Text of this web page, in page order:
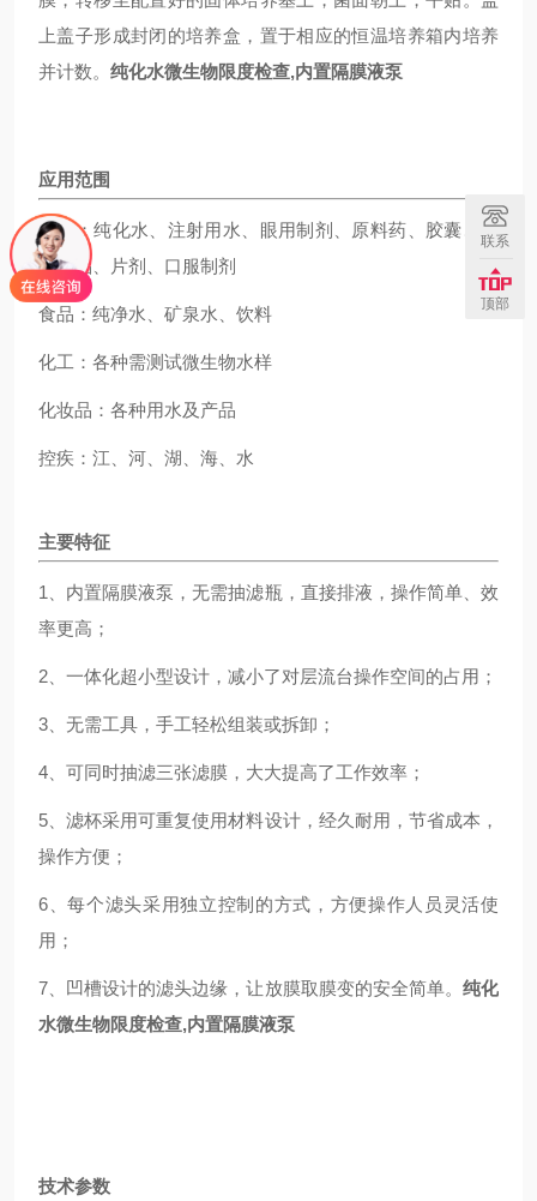
上盖子形成封闭的培养盒，置于相应的恒温培养箱内培养
并计数。 纯化水微生物限度检查,内置隔膜液泵
应用范围
制药：纯化水、注射用水、眼用制剂、原料药、胶囊、生
物制品、片剂、口服制剂
食品：纯净水、矿泉水、饮料
化工：各种需测试微生物水样
化妆品：各种用水及产品
控疾：江、河、湖、海、水
主要特征
1、内置隔膜液泵，无需抽滤瓶，直接排液，操作简单、效
率更高；
2、一体化超小型设计，减小了对层流台操作空间的占用；
3、无需工具，手工轻松组装或拆卸；
4、可同时抽滤三张滤膜，大大提高了工作效率；
5、滤杯采用可重复使用材料设计，经久耐用，节省成本，
操作方便；
6、每个滤头采用独立控制的方式，方便操作人员灵活使
用；
7、凹槽设计的滤头边缘，让放膜取膜变的安全简单。 纯化
水微生物限度检查,内置隔膜液泵
技术参数
联系
顶部